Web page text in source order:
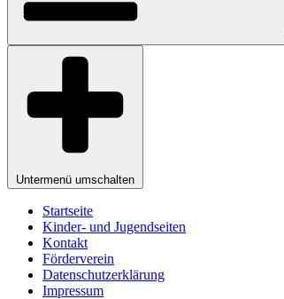
Untermenü umschalten
Startseite
Kinder- und Jugendseiten
Kontakt
Förderverein
Datenschutzerklärung
Impressum